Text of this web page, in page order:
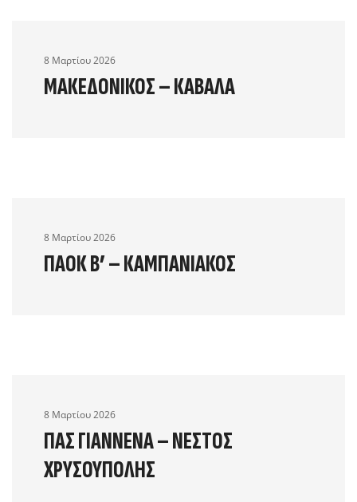
8 Μαρτίου 2026
ΜΑΚΕΔΟΝΙΚΌΣ – ΚΑΒΆΛΑ
8 Μαρτίου 2026
ΠΑΟΚ Β’ – ΚΑΜΠΑΝΙΑΚΌΣ
8 Μαρτίου 2026
ΠΑΣ ΓΙΆΝΝΕΝΑ – ΝΈΣΤΟΣ
ΧΡΥΣΟΎΠΟΛΗΣ